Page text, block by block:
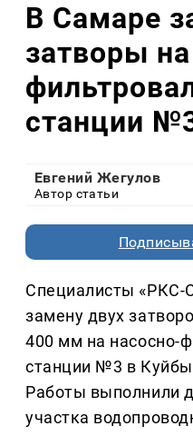
В Самаре
затворы
станции
Евгений Жегулов
Автор статьи
Специалисты «РКС-
замену двух
400 мм на насосно-
станции №3 в
Работы выполнили
участка